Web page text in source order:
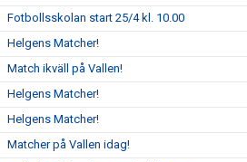
Fotbollsskolan start 25/4 kl. 10.00
Helgens Matcher!
Match ikväll på Vallen!
Helgens Matcher!
Helgens Matcher!
Matcher på Vallen idag!